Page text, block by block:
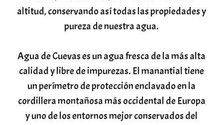
altitud, conservando así todas las propiedades y
pureza de nuestra agua.
Agua de Cuevas es un agua fresca de la más alta
calidad y libre de impurezas. El manantial tiene
un perímetro de protección enclavado en la
cordillera montañosa más occidental de Europa
y uno de los entornos mejor conservados del